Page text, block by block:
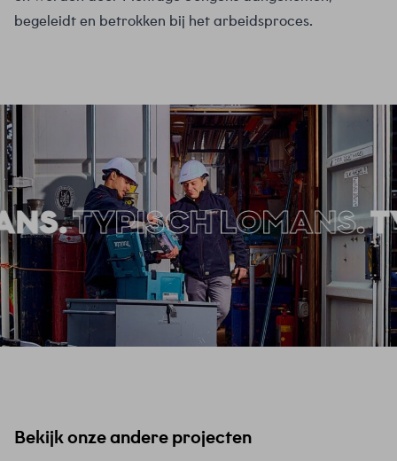
begeleidt en betrokken bij het arbeidsproces.
TYPISCH LOMANS.
Bekijk onze andere projecten